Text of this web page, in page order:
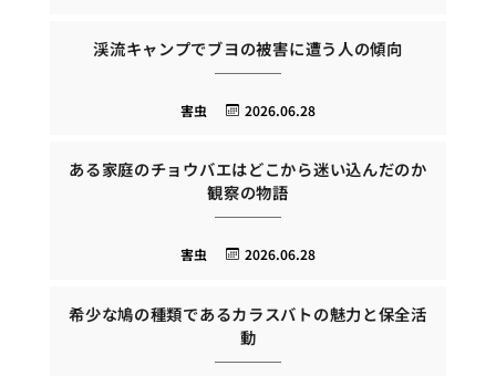
渓流キャンプでブヨの被害に遭う人の傾向
2026.06.28
害虫
ある家庭のチョウバエはどこから迷い込んだのか
観察の物語
2026.06.28
害虫
希少な鳩の種類であるカラスバトの魅力と保全活
動